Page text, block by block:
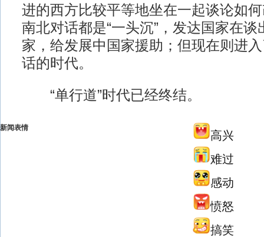
进的西方比较平等地坐在一起谈论如
南北对话都是“一头沉”，发达国家在
家，给发展中国家援助；但现在则进
话的时代。
“单行道”时代已经终结。
新闻表情
高兴
难过
感动
愤怒
搞笑